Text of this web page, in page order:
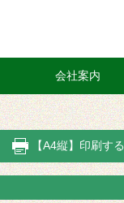
会社案内
【A4縦】印刷する